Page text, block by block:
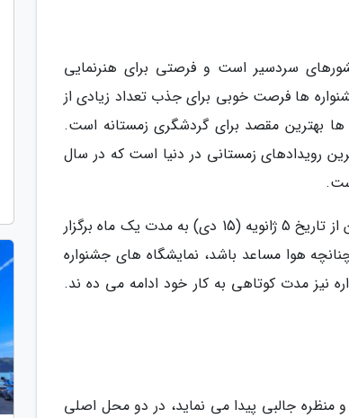
سردسیر است و فرصتی برای هنرنمایی
ها فرصت خوبی برای جذب تعداد زیادی از
بهترین مقصد برای گردشگری زمستانه است.
رویدادهای زمستانی در دنیا است که در سال
این جشنواره زمستانی هر سال در شهر هاربین در ایالت هیلونگ جیانگ چین از تاریخ 5 ژانویه (15 دی) به مدت یک ماه برگزار
هوا مساعد باشد، نمایشگاه های جشنواره
نیز مدت کوتاهی به کار خود ادامه می ده ند.
جالبی پیدا می نماید، در دو محل اصلی